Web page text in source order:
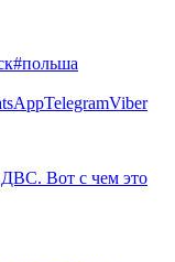
#польша
TelegramViber
Вот с чем это